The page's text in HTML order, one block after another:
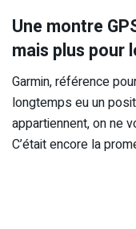
Une montre
mais plus pour
Garmin, référence
longtemps eu un
appartiennent, on ne
C’était encore la